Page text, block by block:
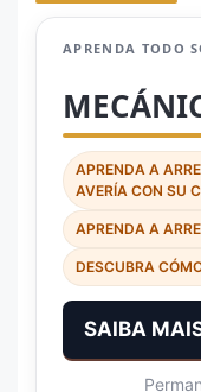
APRENDA TODO
APRENDA A
AVERÍA CON SU
APRENDA A
DESCUBRA
SAIBA